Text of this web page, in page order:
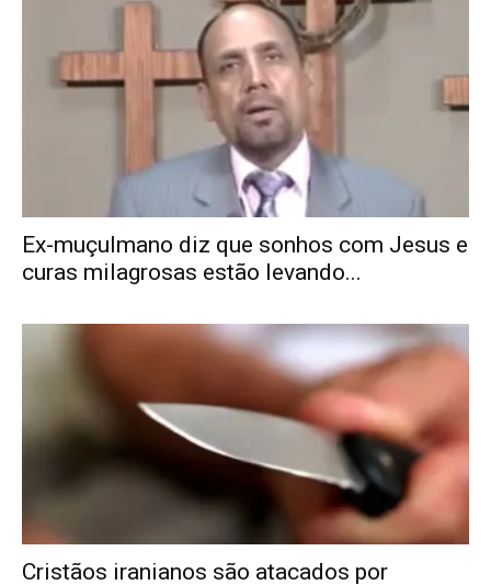
Ex-muçulmano diz que sonhos com Jesus e
curas milagrosas estão levando...
Cristãos iranianos são atacados por